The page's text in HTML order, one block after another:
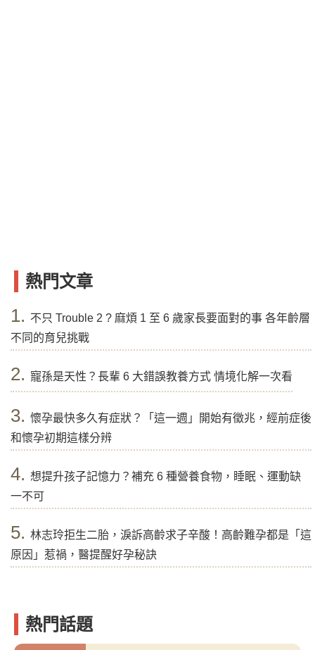
熱門文章
1. 不只 Trouble 2 ? 麻煩 1 至 6 歲家長要面對的事 各年齡層
不同的育兒挑戰
2. 寵孫是天性？長輩 6 大錯誤教養方式 情境化解一次看
3. 懷孕最快多久有症狀？「這一週」開始有徵兆，經前症後
和懷孕初期這樣分辨
4. 想提升孩子記憶力？補充 6 種營養食物，睡眠、運動缺
一不可
5. 林志玲拒生二胎，淚訴高齡求子辛酸！高齡難孕都是「這
原因」惹禍，醫提醒好孕秘訣
熱門話題